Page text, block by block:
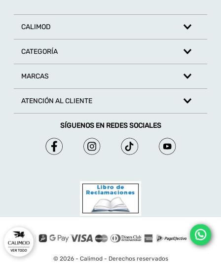
CALIMOD
CATEGORÍA
MARCAS
ATENCIÓN AL CLIENTE
SÍGUENOS EN REDES SOCIALES
© 2026 - Calimod - Derechos reservados